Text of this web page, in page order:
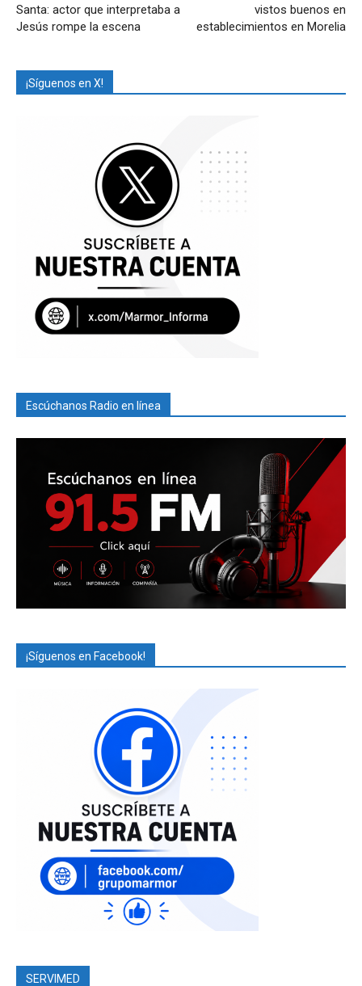
Santa: actor que interpretaba a
Jesús rompe la escena
vistos buenos en
establecimientos en Morelia
¡Síguenos en X!
Escúchanos Radio en línea
¡Síguenos en Facebook!
SERVIMED